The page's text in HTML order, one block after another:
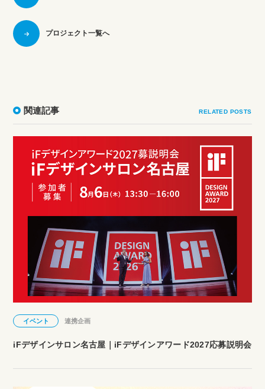
プロジェクト一覧へ
関連記事 RELATED POSTS
イベント 連携企画
iFデザインサロン名古屋｜iFデザインアワード2027応募説明会